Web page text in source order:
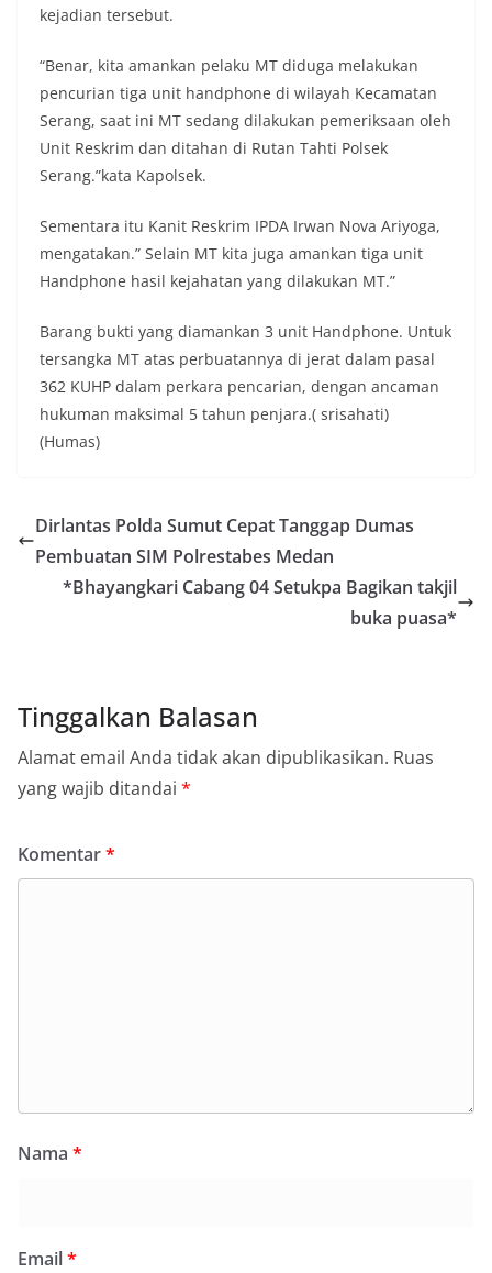
kejadian tersebut.
“Benar, kita amankan pelaku MT diduga melakukan
pencurian tiga unit handphone di wilayah Kecamatan
Serang, saat ini MT sedang dilakukan pemeriksaan oleh
Unit Reskrim dan ditahan di Rutan Tahti Polsek
Serang.”kata Kapolsek.
Sementara itu Kanit Reskrim IPDA Irwan Nova Ariyoga,
mengatakan.” Selain MT kita juga amankan tiga unit
Handphone hasil kejahatan yang dilakukan MT.”
Barang bukti yang diamankan 3 unit Handphone. Untuk
tersangka MT atas perbuatannya di jerat dalam pasal
362 KUHP dalam perkara pencarian, dengan ancaman
hukuman maksimal 5 tahun penjara.( srisahati)
(Humas)
Dirlantas Polda Sumut Cepat Tanggap Dumas
Pembuatan SIM Polrestabes Medan
*Bhayangkari Cabang 04 Setukpa Bagikan takjil
buka puasa*
Tinggalkan Balasan
Alamat email Anda tidak akan dipublikasikan. Ruas
yang wajib ditandai *
Komentar*
Nama *
Email*